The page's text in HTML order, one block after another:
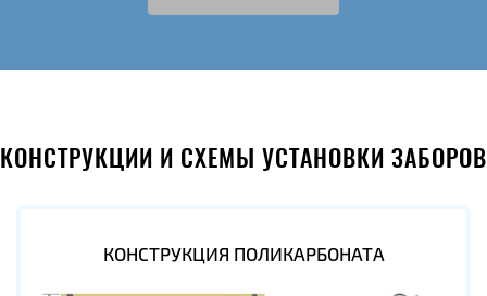
КОНСТРУКЦИИ И СХЕМЫ УСТАНОВКИ ЗАБОРОВ
КОНСТРУКЦИЯ ПОЛИКАРБОНАТА